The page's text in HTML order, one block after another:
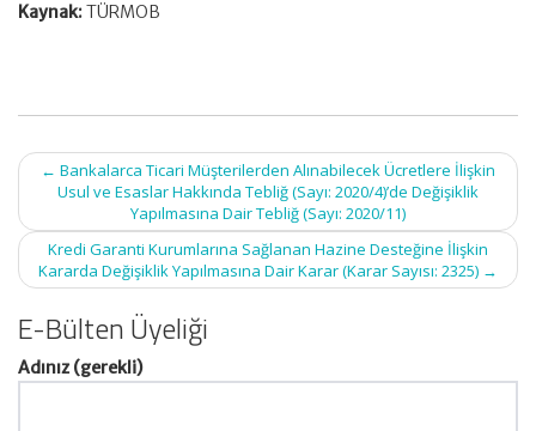
Kaynak:TÜRMOB
Post
navigation
← Bankalarca Ticari Müşterilerden Alınabilecek Ücretlere İlişkin
Usul ve Esaslar Hakkında Tebliğ (Sayı: 2020/4)’de Değişiklik
Yapılmasına Dair Tebliğ (Sayı: 2020/11)
Kredi Garanti Kurumlarına Sağlanan Hazine Desteğine İlişkin
Kararda Değişiklik Yapılmasına Dair Karar (Karar Sayısı: 2325) →
E-Bülten Üyeliği
Adınız (gerekli)